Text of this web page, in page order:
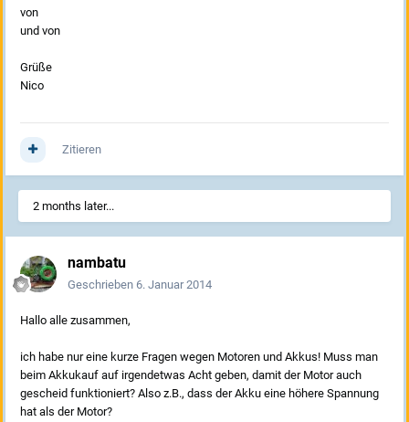
von
und von
Grüße
Nico
Zitieren
2 months later...
nambatu
Geschrieben 6. Januar 2014
Hallo alle zusammen,
ich habe nur eine kurze Fragen wegen Motoren und Akkus! Muss man
beim Akkukauf auf irgendetwas Acht geben, damit der Motor auch
gescheid funktioniert? Also z.B., dass der Akku eine höhere Spannung
hat als der Motor?